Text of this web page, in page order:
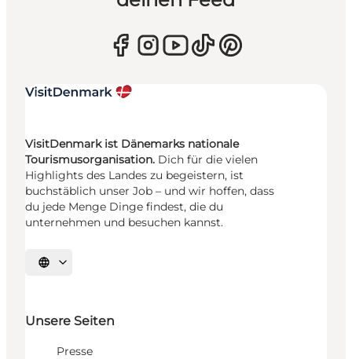
VisitDenmark ist Dänemarks nationale
Tourismusorganisation. Dich für die vielen
Highlights des Landes zu begeistern, ist
buchstäblich unser Job – und wir hoffen, dass
du jede Menge Dinge findest, die du
unternehmen und besuchen kannst.
Sprache auswählen
Unsere Seiten
Presse